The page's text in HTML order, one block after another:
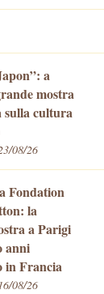
a
mostra
sulla cultura
08/26
Fondation
la
a Parigi
anni
in Francia
08/26